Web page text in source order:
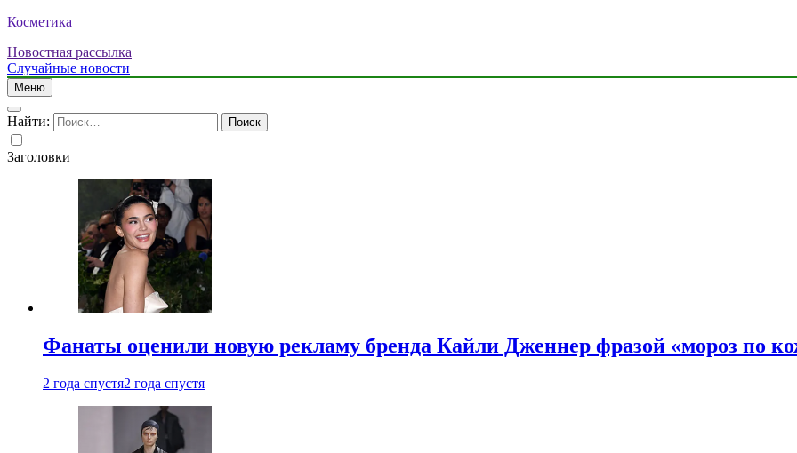
Косметика
Новостная рассылка
Случайные новости
Меню
Найти:
Заголовки
Фанаты оценили новую рекламу бренда Кайли Дженнер фразой «мороз по
2 года спустя2 года спустя